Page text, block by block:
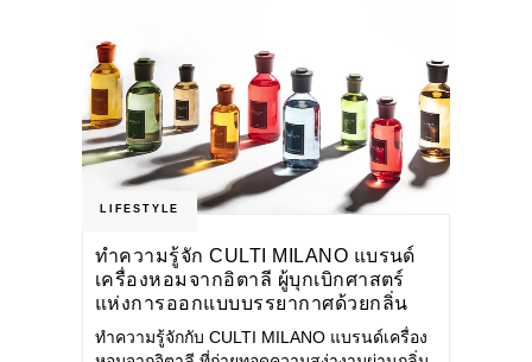
LIFESTYLE
ทำความรู้จัก CULTI MILANO แบรนด์
เครื่องหอมจากอิตาลี ผู้บุกเบิกศาสตร์
แห่งการออกแบบบรรยากาศด้วยกลิ่น
หอม ผสานสไตล์อันโดดเด่นอย่างลงตัว
ทำความรู้จักกับ CULTI MILANO แบรนด์เครื่อง